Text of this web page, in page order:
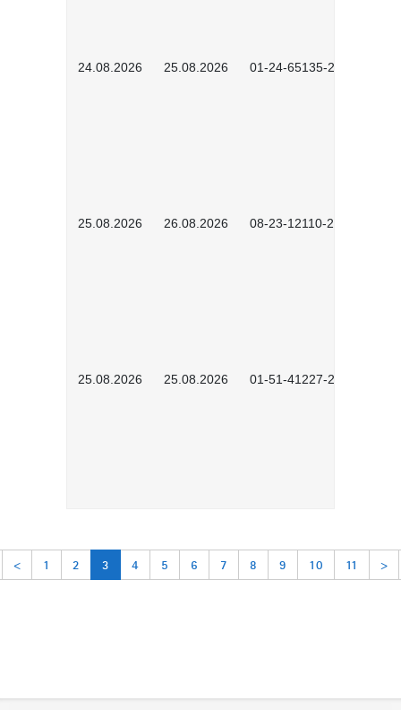
24.08.2026 25.08.2026 01-24-65135-2601
25.08.2026 26.08.2026 08-23-12110-2601
25.08.2026 25.08.2026 01-51-41227-2601
< 1 2 3 4 5 6 7 8 9 10 11 >